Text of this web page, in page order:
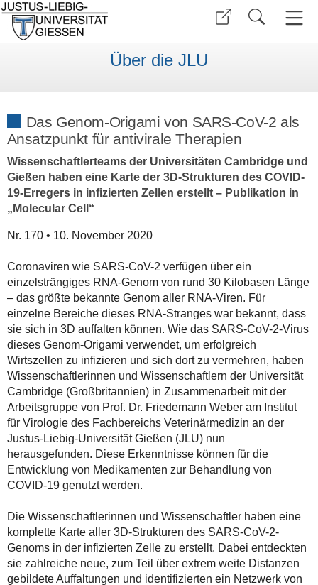
Über die JLU
Das Genom-Origami von SARS-CoV-2 als
Ansatzpunkt für antivirale Therapien
Wissenschaftlerteams der Universitäten Cambridge und
Gießen haben eine Karte der 3D-Strukturen des COVID-
19-Erregers in infizierten Zellen erstellt – Publikation in
„Molecular Cell“
Nr. 170 • 10. November 2020
Coronaviren wie SARS-CoV-2 verfügen über ein
einzelsträngiges RNA-Genom von rund 30 Kilobasen Länge
– das größte bekannte Genom aller RNA-Viren. Für
einzelne Bereiche dieses RNA-Stranges war bekannt, dass
sie sich in 3D auffalten können. Wie das SARS-CoV-2-Virus
dieses Genom-Origami verwendet, um erfolgreich
Wirtszellen zu infizieren und sich dort zu vermehren, haben
Wissenschaftlerinnen und Wissenschaftlern der Universität
Cambridge (Großbritannien) in Zusammenarbeit mit der
Arbeitsgruppe von Prof. Dr. Friedemann Weber am Institut
für Virologie des Fachbereichs Veterinärmedizin an der
Justus-Liebig-Universität Gießen (JLU) nun
herausgefunden. Diese Erkenntnisse können für die
Entwicklung von Medikamenten zur Behandlung von
COVID-19 genutzt werden.
Die Wissenschaftlerinnen und Wissenschaftler haben eine
komplette Karte aller 3D-Strukturen des SARS-CoV-2-
Genoms in der infizierten Zelle zu erstellt. Dabei entdeckten
sie zahlreiche neue, zum Teil über extrem weite Distanzen
gebildete Auffaltungen und identifizierten ein Netzwerk von